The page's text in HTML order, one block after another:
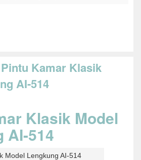
Kamar Klasik
AI-514
Klasik Model
AI-514